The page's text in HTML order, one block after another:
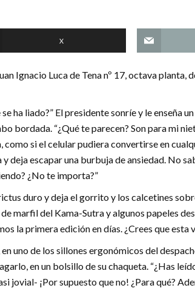
X
Ignacio Luca de Tena nº 17, octava planta,
ha liado?” El presidente sonríe y le enseña
bordada. “¿Qué te parecen? Son para mi
como si el celular pudiera convertirse en
deja escapar una burbuja de ansiedad. No
¿No te importa?”
duro y deja el gorrito y los calcetines
marfil del Kama-Sutra y algunos papeles
la primera edición en días. ¿Crees que esta
uno de los sillones ergonómicos del
en un bolsillo de su chaqueta. “¿Has
jovial- ¡Por supuesto que no! ¿Para qué?